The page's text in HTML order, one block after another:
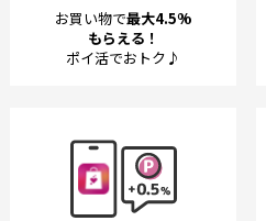
お買い物で最大4.5%
もらえる！
ポイ活でおトク♪